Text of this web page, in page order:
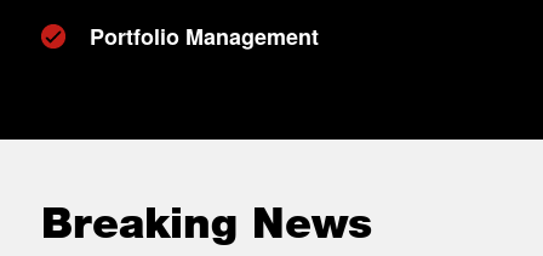
Portfolio Management
Breaking News